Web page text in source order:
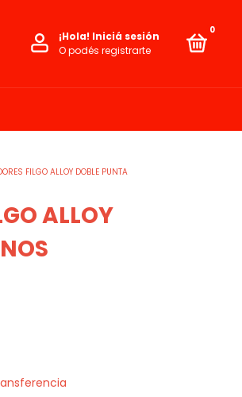
¡Hola! Iniciá sesión
O podés registrarte
0
FILGO ALLOY DOBLE PUNTA
ALLOY